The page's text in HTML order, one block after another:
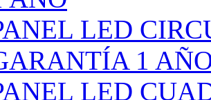
LED
1
LED